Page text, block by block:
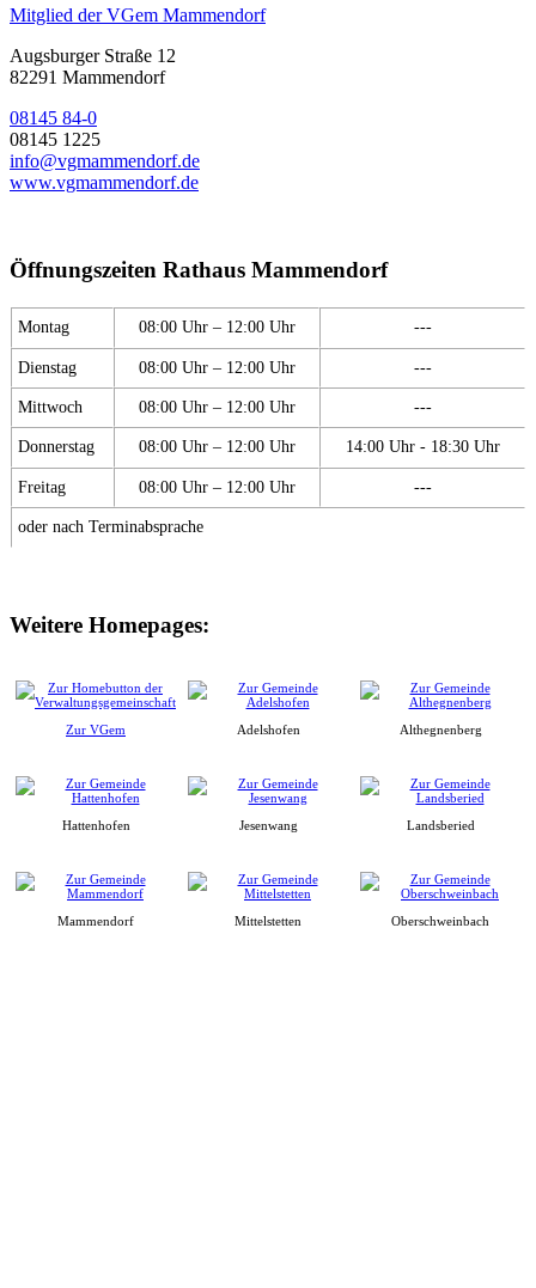
Mitglied der VGem Mammendorf
Augsburger Straße 12
82291 Mammendorf
08145 84-0
08145 1225
info@vgmammendorf.de
www.vgmammendorf.de
Öffnungszeiten Rathaus Mammendorf
Montag 08:00 Uhr – 12:00 Uhr ---
Dienstag 08:00 Uhr – 12:00 Uhr ---
Mittwoch 08:00 Uhr – 12:00 Uhr ---
Donnerstag 08:00 Uhr – 12:00 Uhr 14:00 Uhr - 18:30 Uhr
Freitag 08:00 Uhr – 12:00 Uhr ---
oder nach Terminabsprache
Weitere Homepages:
Zur VGem Adelshofen Althegnenberg
Hattenhofen Jesenwang Landsberied
Mammendorf Mittelstetten Oberschweinbach